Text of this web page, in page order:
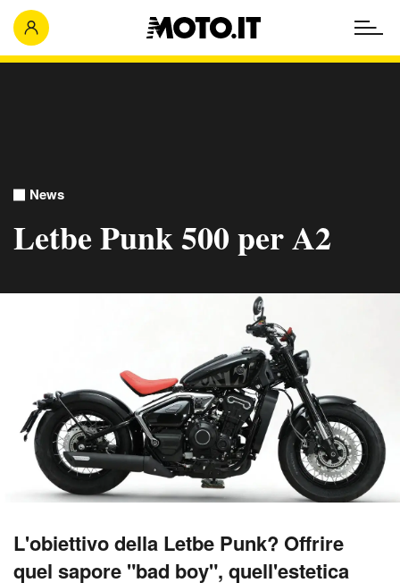
News
Letbe Punk 500 per A2
L'obiettivo della Letbe Punk? Offrire
quel sapore "bad boy", quell'estetica